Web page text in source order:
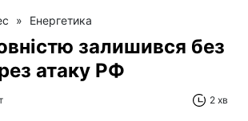
» Енергетика
залишився без
атаку РФ
2 хв